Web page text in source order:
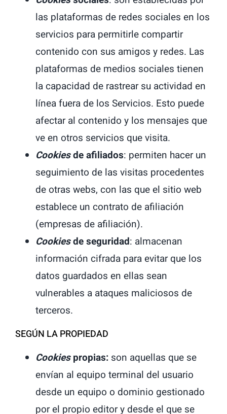
las plataformas de redes sociales en los
servicios para permitirle compartir
contenido con sus amigos y redes. Las
plataformas de medios sociales tienen
la capacidad de rastrear su actividad en
línea fuera de los Servicios. Esto puede
afectar al contenido y los mensajes que
ve en otros servicios que visita.
Cookiesde afiliados: permiten hacer un
seguimiento de las visitas procedentes
de otras webs, con las que el sitio web
establece un contrato de afiliación
(empresas de afiliación).
Cookiesde seguridad: almacenan
información cifrada para evitar que los
datos guardados en ellas sean
vulnerables a ataques maliciosos de
terceros.
SEGÚN LA PROPIEDAD
Cookiespropias: son aquellas que se
envían al equipo terminal del usuario
desde un equipo o dominio gestionado
por el propio editor y desde el que se